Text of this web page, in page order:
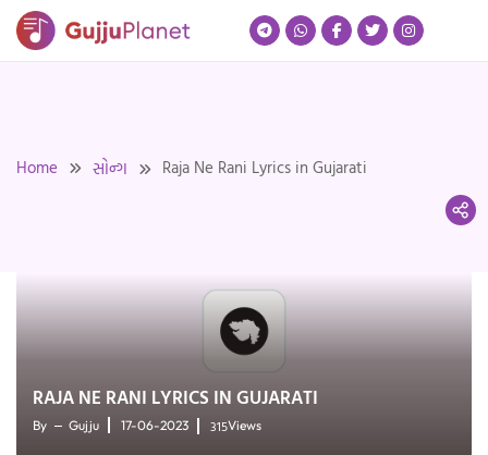
Skip
Home સોન્ગ Raja Ne Rani Lyrics in Gujarati
RAJA NE RANI LYRICS IN GUJARATI
By Gujju 17-06-2023 315Views